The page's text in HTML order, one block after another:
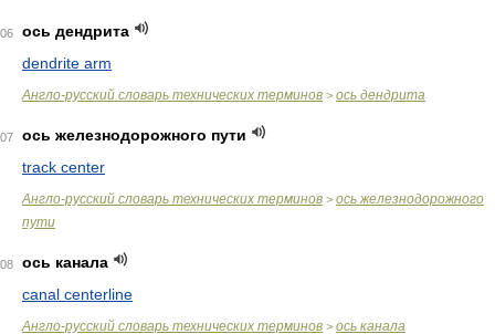
ось дендрита
dendrite arm
Англо-русский словарь технических терминов > ось дендрита
ось железнодорожного пути
track center
Англо-русский словарь технических терминов > ось железнодорожного
пути
ось канала
canal centerline
Англо-русский словарь технических терминов > ось канала